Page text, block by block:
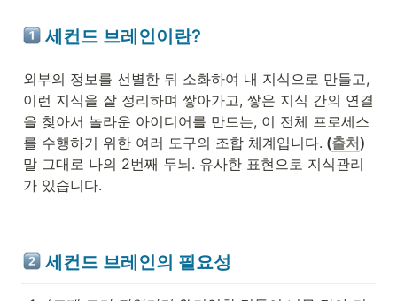
세컨드 브레인이란?
외부의 정보를 선별한 뒤 소화하여 내 지식으로 만들고,
이런 지식을 잘 정리하며 쌓아가고, 쌓은 지식 간의 연결
을 찾아서 놀라운 아이디어를 만드는, 이 전체 프로세스
를 수행하기 위한 여러 도구의 조합 체계입니다. (출처
말 그대로 나의 2번째 두뇌. 유사한 표현으로 지식관리
가 있습니다.
세컨드 브레인의 필요성